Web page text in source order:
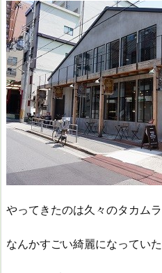
やってきたのは久々のタカムラ
なんかすごい綺麗になってい